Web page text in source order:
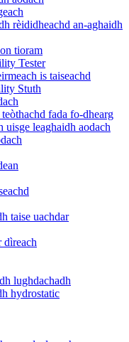
rèididheachd an-aghaidh
tioram
Tester
is taiseachd
Stuth
fada fo-dhearg
leaghaidh aodach
taise uachdar
dìreach
lughdachadh
hydrostatic